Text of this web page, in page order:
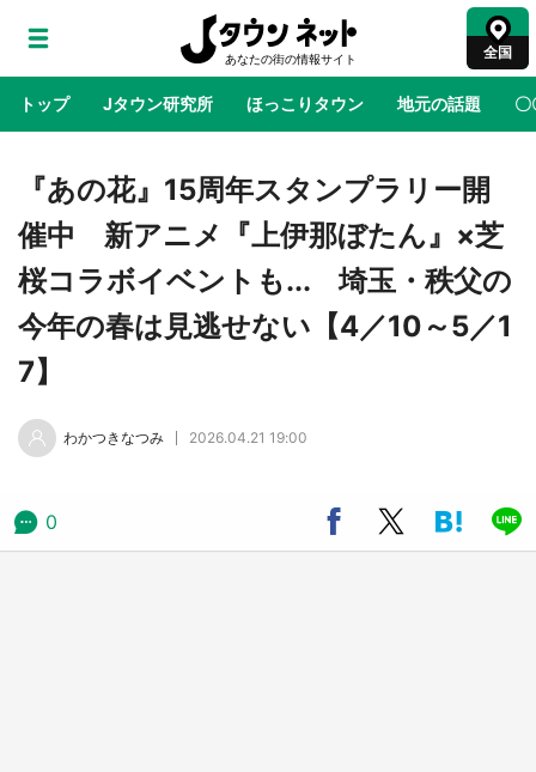
全国
トップ Jタウン研究所 ほっこりタウン 地元の話題 〇
地域×二次元 絶景 あの時はありがとう 物語がはじ
ラプラス・ダークネスが栃木県を征服！？ 県
公式プロモ動画で「聖地」が生産されてます
【7／31～1／31】
メ『ハイキュー！！』×老舗「鐘崎」コラボで
限定グッズも【8／1～31】
『あの花』15周年スタンプラリー開
催中 新アニメ『上伊那ぼたん』×芝
桜コラボイベントも... 埼玉・秩父の
今年の春は見逃せない【4／10～5／1
7】
わかつきなつみ 2026.04.21 19:00
0